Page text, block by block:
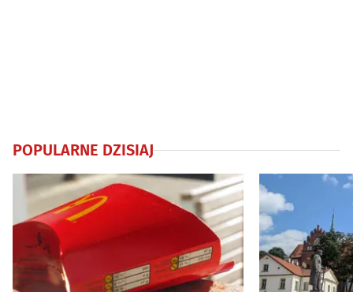
POPULARNE DZISIAJ